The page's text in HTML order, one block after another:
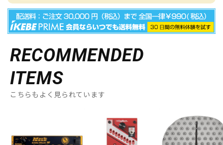
RECOMMENDED
ITEMS
こちらもよく見られています